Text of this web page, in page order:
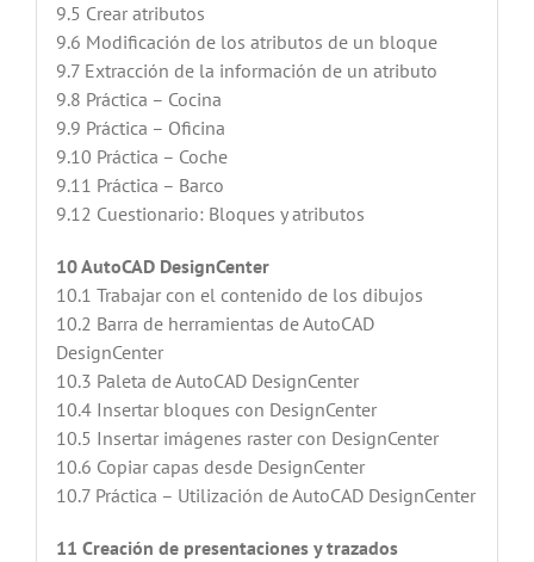
9.5 Crear atributos
9.6 Modificación de los atributos de un bloque
9.7 Extracción de la información de un atributo
9.8 Práctica – Cocina
9.9 Práctica – Oficina
9.10 Práctica – Coche
9.11 Práctica – Barco
9.12 Cuestionario: Bloques y atributos
10 AutoCAD DesignCenter
10.1 Trabajar con el contenido de los dibujos
10.2 Barra de herramientas de AutoCAD
DesignCenter
10.3 Paleta de AutoCAD DesignCenter
10.4 Insertar bloques con DesignCenter
10.5 Insertar imágenes raster con DesignCenter
10.6 Copiar capas desde DesignCenter
10.7 Práctica – Utilización de AutoCAD DesignCenter
11 Creación de presentaciones y trazados